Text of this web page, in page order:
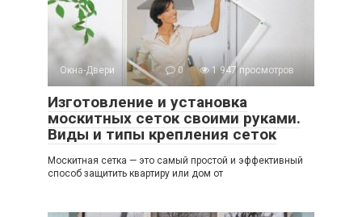
Окна-Двери 0 1 947 просмотров
Изготовление и установка
москитных сеток своими руками.
Виды и типы крепления сеток
Москитная сетка — это самый простой и эффективный
способ защитить квартиру или дом от